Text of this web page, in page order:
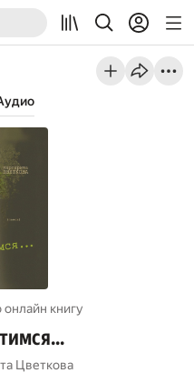
онлайн книгу
Цветкова